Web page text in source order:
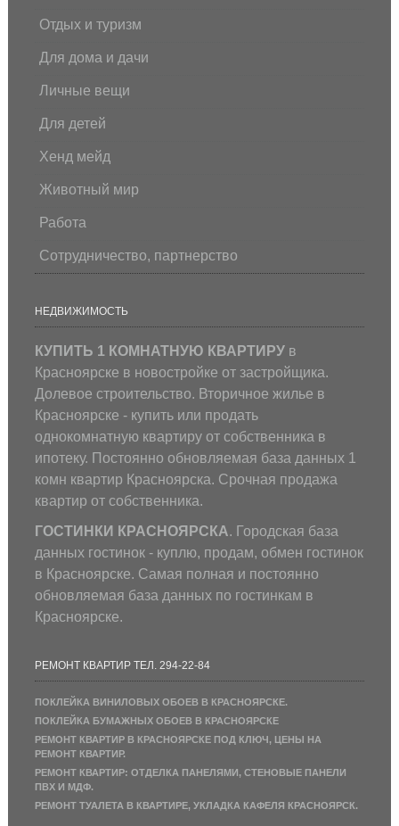
Отдых и туризм
Для дома и дачи
Личные вещи
Для детей
Хенд мейд
Животный мир
Работа
Сотрудничество, партнерство
НЕДВИЖИМОСТЬ
КУПИТЬ 1 КОМНАТНУЮ КВАРТИРУв
Красноярске в новостройке от застройщика.
Долевое строительство. Вторичное жилье в
Красноярске - купить или продать
однокомнатную квартиру от собственника в
ипотеку. Постоянно обновляемая база данных 1
комн квартир Красноярска. Срочная продажа
квартир от собственника.
ГОСТИНКИ КРАСНОЯРСКА. Городская база
данных гостинок - куплю, продам, обмен гостинок
в Красноярске. Самая полная и постоянно
обновляемая база данных по гостинкам в
Красноярске.
РЕМОНТ КВАРТИР ТЕЛ. 294-22-84
ПОКЛЕЙКА ВИНИЛОВЫХ ОБОЕВ В КРАСНОЯРСКЕ.
ПОКЛЕЙКА БУМАЖНЫХ ОБОЕВ В КРАСНОЯРСКЕ
РЕМОНТ КВАРТИР В КРАСНОЯРСКЕ ПОД КЛЮЧ, ЦЕНЫ НА
РЕМОНТ КВАРТИР.
РЕМОНТ КВАРТИР: ОТДЕЛКА ПАНЕЛЯМИ, СТЕНОВЫЕ ПАНЕЛИ
ПВХ И МДФ.
РЕМОНТ ТУАЛЕТА В КВАРТИРЕ, УКЛАДКА КАФЕЛЯ КРАСНОЯРСК.